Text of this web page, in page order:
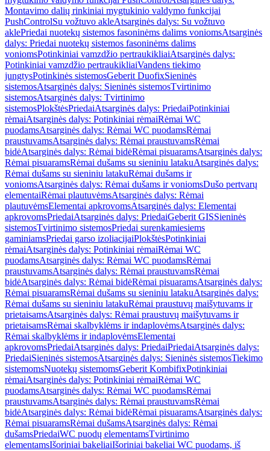
Montavimo dalių rinkiniai mygtukinio valdymo funkcijai
PushControlSu vožtuvo akleAtsarginės dalys: Su vožtuvo
aklePriedai nuotekų sistemos fasoninėms dalims voniomsAtsarginės
dalys: Priedai nuotekų sistemos fasoninėms dalims
voniomsPotinkiniai vamzdžio pertraukikliaiAtsarginės dalys:
Potinkiniai vamzdžio pertraukikliaiVandens tiekimo
jungtysPotinkinės sistemosGeberit DuofixSieninės
sistemosAtsarginės dalys: Sieninės sistemosTvirtinimo
sistemosAtsarginės dalys: Tvirtinimo
sistemosPlokštėsPriedaiAtsarginės dalys: PriedaiPotinkiniai
rėmaiAtsarginės dalys: Potinkiniai rėmaiRėmai WC
puodamsAtsarginės dalys: Rėmai WC puodamsRėmai
praustuvamsAtsarginės dalys: Rėmai praustuvamsRėmai
bidėAtsarginės dalys: Rėmai bidėRėmai pisuaramsAtsarginės dalys:
Rėmai pisuaramsRėmai dušams su sieniniu latakuAtsarginės dalys:
Rėmai dušams su sieniniu latakuRėmai dušams ir
voniomsAtsarginės dalys: Rėmai dušams ir voniomsDušo pertvarų
elementaiRėmai plautuvėmsAtsarginės dalys: Rėmai
plautuvėmsElementai apkrovomsAtsarginės dalys: Elementai
apkrovomsPriedaiAtsarginės dalys: PriedaiGeberit GISSieninės
sistemosTvirtinimo sistemosPriedai surenkamiesiems
gaminiamsPriedai garso izoliacijaiPlokštėsPotinkiniai
rėmaiAtsarginės dalys: Potinkiniai rėmaiRėmai WC
puodamsAtsarginės dalys: Rėmai WC puodamsRėmai
praustuvamsAtsarginės dalys: Rėmai praustuvamsRėmai
bidėAtsarginės dalys: Rėmai bidėRėmai pisuaramsAtsarginės dalys:
Rėmai pisuaramsRėmai dušams su sieniniu latakuAtsarginės dalys:
Rėmai dušams su sieniniu latakuRėmai praustuvų maišytuvams ir
prietaisamsAtsarginės dalys: Rėmai praustuvų maišytuvams ir
prietaisamsRėmai skalbyklėms ir indaplovėmsAtsarginės dalys:
Rėmai skalbyklėms ir indaplovėmsElementai
apkrovomsPriedaiAtsarginės dalys: PriedaiPriedaiAtsarginės dalys:
PriedaiSieninės sistemosAtsarginės dalys: Sieninės sistemosTiekimo
sistemomsNuotekų sistemomsGeberit KombifixPotinkiniai
rėmaiAtsarginės dalys: Potinkiniai rėmaiRėmai WC
puodamsAtsarginės dalys: Rėmai WC puodamsRėmai
praustuvamsAtsarginės dalys: Rėmai praustuvamsRėmai
bidėAtsarginės dalys: Rėmai bidėRėmai pisuaramsAtsarginės dalys:
Rėmai pisuaramsRėmai dušamsAtsarginės dalys: Rėmai
dušamsPriedaiWC puodų elementamsTvirtinimo
elementamsIšoriniai bakeliaiIšoriniai bakeliai WC puodams, iš